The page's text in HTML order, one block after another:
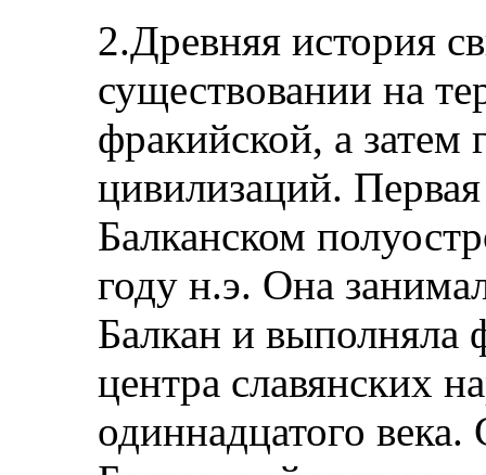
2.Древняя история
существовании на
фракийской, а затем
цивилизаций.
Балканском
году н.э. Она
Балкан и выполняла
центра славянских
одиннадцатого